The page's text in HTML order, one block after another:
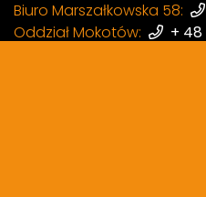
Biuro Marszałkowska 58:
Oddział Mokotów:
+ 48